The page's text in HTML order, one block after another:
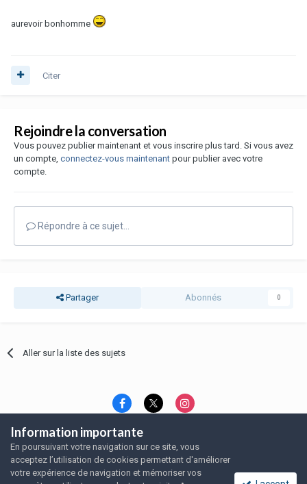
aurevoir bonhomme
Citer
Rejoindre la conversation
Vous pouvez publier maintenant et vous inscrire plus tard. Si vous avez
un compte, connectez-vous maintenant pour publier avec votre
compte.
Répondre à ce sujet…
Partager Abonnés 0
Aller sur la liste des sujets
Langue Thème
Politique de confidentialité
Nous contacter
Nous contacter
SRFA, l'association des amoureux du rat domestique
Powered by Invision Community
Information importante
En poursuivant votre navigation sur ce site, vous
acceptez l’utilisation de cookies permettant d'améliorer
votre expérience de navigation et mémoriser vos